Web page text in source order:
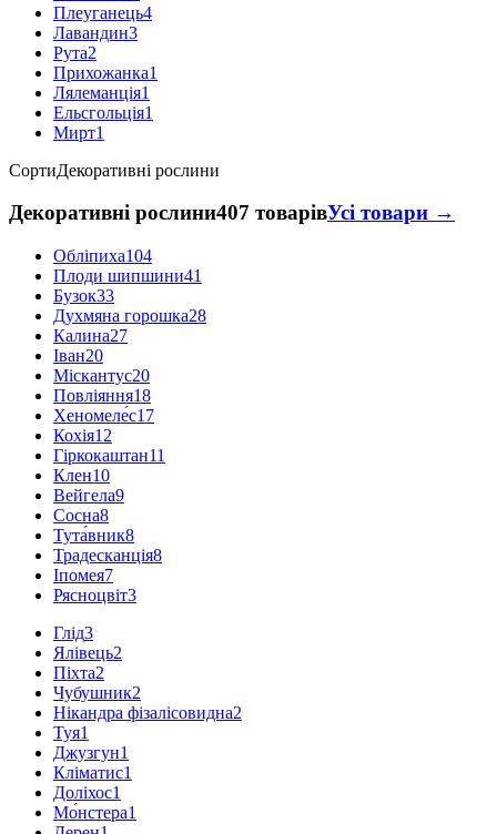
Плеуганець4
Лавандин3
Рута2
Прихожанка1
Лялеманція1
Ельсгольція1
Мирт1
СортиДекоративні рослини
Декоративні рослини407 товарівУсі товари →
Обліпиха104
Плоди шипшини41
Бузок33
Духмяна горошка28
Калина27
Іван20
Міскантус20
Повліяння18
Хеномеле́с17
Кохія12
Гіркокаштан11
Клен10
Вейгела9
Сосна8
Тута́вник8
Традесканція8
Іпомея7
Рясноцвіт3
Глід3
Ялівець2
Піхта2
Чубушник2
Нікандра фізалісовидна2
Туя1
Джузгун1
Кліматис1
Доліхос1
Мо́нстера1